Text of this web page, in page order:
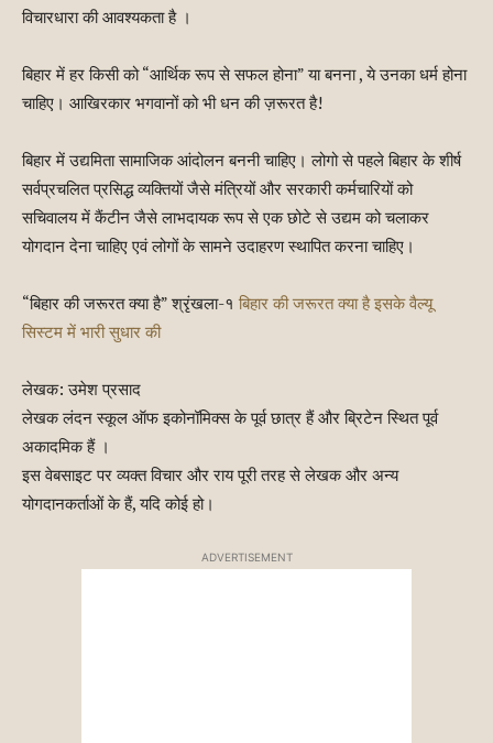
विचारधारा की आवश्यकता है ।
बिहार में हर किसी को “आर्थिक रूप से सफल होना” या बनना , ये उनका धर्म होना
चाहिए। आखिरकार भगवानों को भी धन की ज़रूरत है!
बिहार में उद्यमिता सामाजिक आंदोलन बननी चाहिए। लोगो से पहले बिहार के शीर्ष
सर्वप्रचलित प्रसिद्ध व्यक्तियों जैसे मंत्रियों और सरकारी कर्मचारियों को
सचिवालय में कैंटीन जैसे लाभदायक रूप से एक छोटे से उद्यम को चलाकर
योगदान देना चाहिए एवं लोगों के सामने उदाहरण स्थापित करना चाहिए।
“बिहार की जरूरत क्या है” श्रृंखला-१ बिहार की जरूरत क्या है इसके वैल्यू
सिस्टम में भारी सुधार की
लेखक: उमेश प्रसाद
लेखक लंदन स्कूल ऑफ इकोनॉमिक्स के पूर्व छात्र हैं और ब्रिटेन स्थित पूर्व
अकादमिक हैं ।
इस वेबसाइट पर व्यक्त विचार और राय पूरी तरह से लेखक और अन्य
योगदानकर्ताओं के हैं, यदि कोई हो।
ADVERTISEMENT